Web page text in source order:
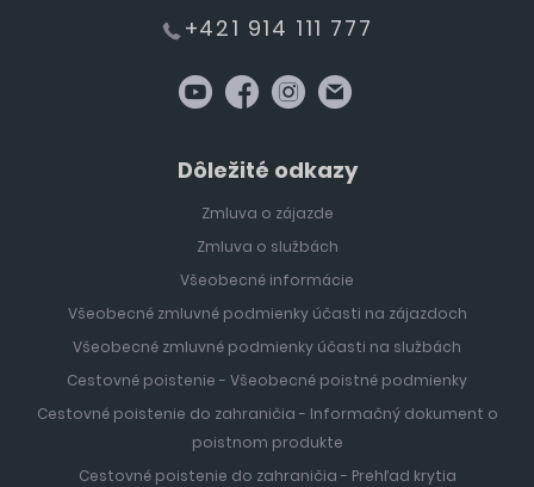
+421 914 111 777
Dôležité odkazy
Zmluva o zájazde
Zmluva o službách
Všeobecné informácie
Všeobecné zmluvné podmienky účasti na zájazdoch
Všeobecné zmluvné podmienky účasti na službách
Cestovné poistenie - Všeobecné poistné podmienky
Cestovné poistenie do zahraničia - Informačný dokument o
poistnom produkte
Cestovné poistenie do zahraničia - Prehľad krytia